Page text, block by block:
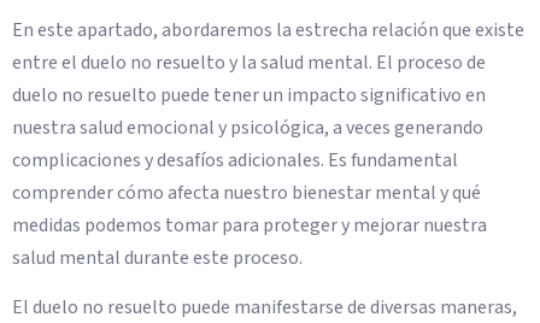
En este apartado, abordaremos la estrecha relación que existe
entre el duelo no resuelto y la salud mental. El proceso de
duelo no resuelto puede tener un impacto significativo en
nuestra salud emocional y psicológica, a veces generando
complicaciones y desafíos adicionales. Es fundamental
comprender cómo afecta nuestro bienestar mental y qué
medidas podemos tomar para proteger y mejorar nuestra
salud mental durante este proceso.
El duelo no resuelto puede manifestarse de diversas maneras,